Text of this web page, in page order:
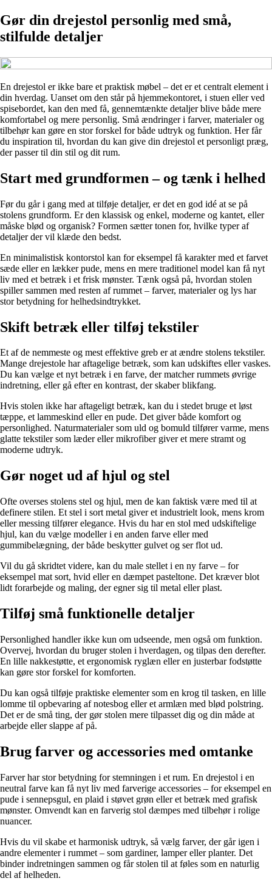
Gør din drejestol personlig med små,
stilfulde detaljer
En drejestol er ikke bare et praktisk møbel – det er et centralt element i
din hverdag. Uanset om den står på hjemmekontoret, i stuen eller ved
spisebordet, kan den med få, gennemtænkte detaljer blive både mere
komfortabel og mere personlig. Små ændringer i farver, materialer og
tilbehør kan gøre en stor forskel for både udtryk og funktion. Her får
du inspiration til, hvordan du kan give din drejestol et personligt præg,
der passer til din stil og dit rum.
Start med grundformen – og tænk i helhed
Før du går i gang med at tilføje detaljer, er det en god idé at se på
stolens grundform. Er den klassisk og enkel, moderne og kantet, eller
måske blød og organisk? Formen sætter tonen for, hvilke typer af
detaljer der vil klæde den bedst.
En minimalistisk kontorstol kan for eksempel få karakter med et farvet
sæde eller en lækker pude, mens en mere traditionel model kan få nyt
liv med et betræk i et frisk mønster. Tænk også på, hvordan stolen
spiller sammen med resten af rummet – farver, materialer og lys har
stor betydning for helhedsindtrykket.
Skift betræk eller tilføj tekstiler
Et af de nemmeste og mest effektive greb er at ændre stolens tekstiler.
Mange drejestole har aftagelige betræk, som kan udskiftes eller vaskes.
Du kan vælge et nyt betræk i en farve, der matcher rummets øvrige
indretning, eller gå efter en kontrast, der skaber blikfang.
Hvis stolen ikke har aftageligt betræk, kan du i stedet bruge et løst
tæppe, et lammeskind eller en pude. Det giver både komfort og
personlighed. Naturmaterialer som uld og bomuld tilfører varme, mens
glatte tekstiler som læder eller mikrofiber giver et mere stramt og
moderne udtryk.
Gør noget ud af hjul og stel
Ofte overses stolens stel og hjul, men de kan faktisk være med til at
definere stilen. Et stel i sort metal giver et industrielt look, mens krom
eller messing tilfører elegance. Hvis du har en stol med udskiftelige
hjul, kan du vælge modeller i en anden farve eller med
gummibelægning, der både beskytter gulvet og ser flot ud.
Vil du gå skridtet videre, kan du male stellet i en ny farve – for
eksempel mat sort, hvid eller en dæmpet pasteltone. Det kræver blot
lidt forarbejde og maling, der egner sig til metal eller plast.
Tilføj små funktionelle detaljer
Personlighed handler ikke kun om udseende, men også om funktion.
Overvej, hvordan du bruger stolen i hverdagen, og tilpas den derefter.
En lille nakkestøtte, et ergonomisk ryglæn eller en justerbar fodstøtte
kan gøre stor forskel for komforten.
Du kan også tilføje praktiske elementer som en krog til tasken, en lille
lomme til opbevaring af notesbog eller et armlæn med blød polstring.
Det er de små ting, der gør stolen mere tilpasset dig og din måde at
arbejde eller slappe af på.
Brug farver og accessories med omtanke
Farver har stor betydning for stemningen i et rum. En drejestol i en
neutral farve kan få nyt liv med farverige accessories – for eksempel en
pude i sennepsgul, en plaid i støvet grøn eller et betræk med grafisk
mønster. Omvendt kan en farverig stol dæmpes med tilbehør i rolige
nuancer.
Hvis du vil skabe et harmonisk udtryk, så vælg farver, der går igen i
andre elementer i rummet – som gardiner, lamper eller planter. Det
binder indretningen sammen og får stolen til at føles som en naturlig
del af helheden.